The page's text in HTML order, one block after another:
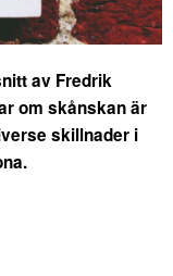
av Fredrik
om skånskan är
skillnader i